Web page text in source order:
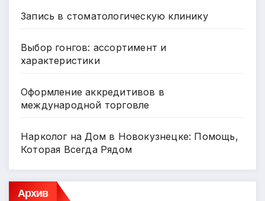
Запись в стоматологическую клинику
Выбор гонгов: ассортимент и
характеристики
Оформление аккредитивов в
международной торговле
Нарколог на Дом в Новокузнецке: Помощь,
Которая Всегда Рядом
Архив